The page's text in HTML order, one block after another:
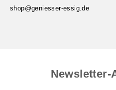
shop@geniesser-essig.de
Newsletter-